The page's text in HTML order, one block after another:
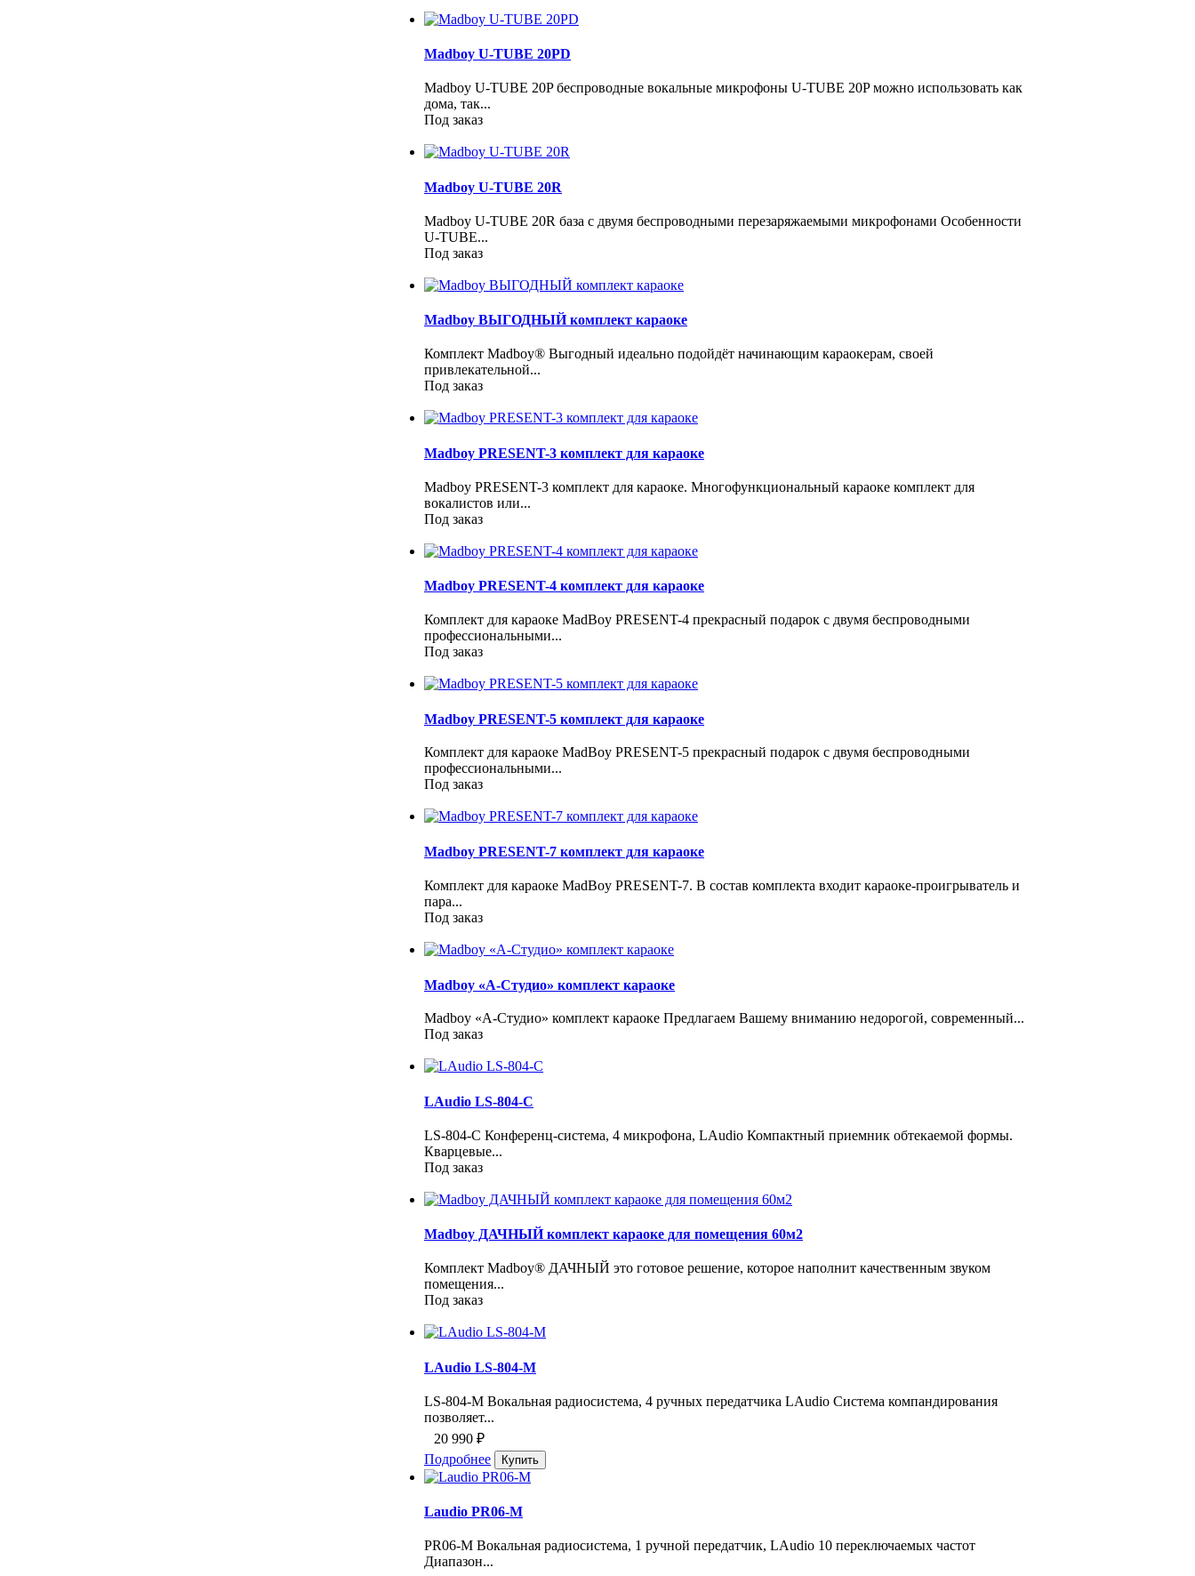
Madboy U-TUBE 20PD
Madboy U-TUBE 20P беспроводные вокальные микрофоны U-TUBE 20P можно использовать как
дома, так...
Под заказ
Madboy U-TUBE 20R
Madboy U-TUBE 20R база с двумя беспроводными перезаряжаемыми микрофонами Особенности
U-TUBE...
Под заказ
Madboy ВЫГОДНЫЙ комплект караоке
Комплект Madboy® Выгодный идеально подойдёт начинающим караокерам, своей
привлекательной...
Под заказ
Madboy PRESENT-3 комплект для караоке
Madboy PRESENT-3 комплект для караоке. Многофункциональный караоке комплект для
вокалистов или...
Под заказ
Madboy PRESENT-4 комплект для караоке
Комплект для караоке MadBoy PRESENT-4 прекрасный подарок с двумя беспроводными
профессиональными...
Под заказ
Madboy PRESENT-5 комплект для караоке
Комплект для караоке MadBoy PRESENT-5 прекрасный подарок с двумя беспроводными
профессиональными...
Под заказ
Madboy PRESENT-7 комплект для караоке
Комплект для караоке MadBoy PRESENT-7. В состав комплекта входит караоке-проигрыватель и
пара...
Под заказ
Madboy «А-Студио» комплект караоке
Madboy «А-Студио» комплект караоке Предлагаем Вашему вниманию недорогой, современный...
Под заказ
LAudio LS-804-C
LS-804-C Конференц-система, 4 микрофона, LAudio Компактный приемник обтекаемой формы.
Кварцевые...
Под заказ
Madboy ДАЧНЫЙ комплект караоке для помещения 60м2
Комплект Madboy® ДАЧНЫЙ это готовое решение, которое наполнит качественным звуком
помещения...
Под заказ
LAudio LS-804-M
LS-804-M Вокальная радиосистема, 4 ручных передатчика LAudio Система компандирования
позволяет...
20 990 ₽
Подробнее
Laudio PR06-M
PR06-M Вокальная радиосистема, 1 ручной передатчик, LAudio 10 переключаемых частот
Диапазон...